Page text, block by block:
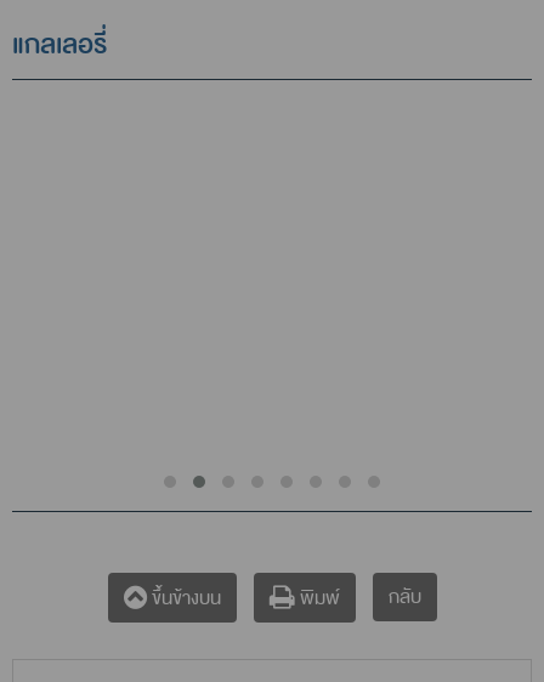
แกลเลอรี่
ขึ้นข้างบน พิมพ์ กลับ